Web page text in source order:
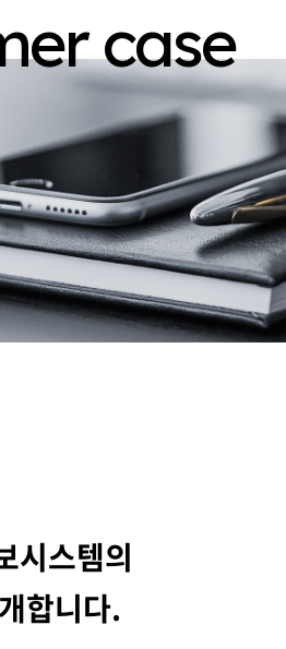
case
시스템의
합니다.